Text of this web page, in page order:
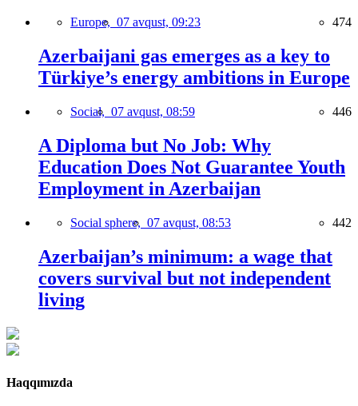
Europe, 07 avqust, 09:23 474
Azerbaijani gas emerges as a key to
Türkiye’s energy ambitions in Europe
Social, 07 avqust, 08:59 446
A Diploma but No Job: Why
Education Does Not Guarantee Youth
Employment in Azerbaijan
Social sphere, 07 avqust, 08:53 442
Azerbaijan’s minimum: a wage that
covers survival but not independent
living
Haqqımızda